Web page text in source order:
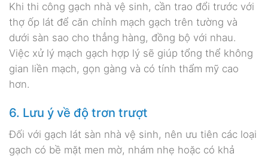
Khi thi công gạch nhà vệ sinh, cần trao đổi trước với
thợ ốp lát để căn chỉnh mạch gạch trên tường và
dưới sàn sao cho thẳng hàng, đồng bộ với nhau.
Việc xử lý mạch gạch hợp lý sẽ giúp tổng thể không
gian liền mạch, gọn gàng và có tính thẩm mỹ cao
hơn.
6. Lưu ý về độ trơn trượt
Đối với gạch lát sàn nhà vệ sinh, nên ưu tiên các loại
gạch có bề mặt men mờ, nhám nhẹ hoặc có khả